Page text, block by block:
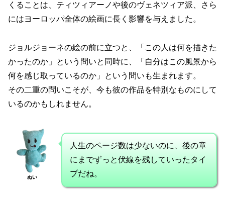
くることは、ティツィアーノや後のヴェネツィア派、さら
にはヨーロッパ全体の絵画に長く影響を与えました。
ジョルジョーネの絵の前に立つと、「この人は何を描きた
かったのか」という問いと同時に、「自分はこの風景から
何を感じ取っているのか」という問いも生まれます。
その二重の問いこそが、今も彼の作品を特別なものにして
いるのかもしれません。
ぬい
人生のページ数は少ないのに、後の章
にまでずっと伏線を残していったタイ
プだね。